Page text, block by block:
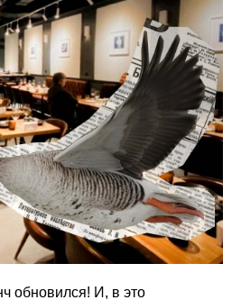
обновился! И, в это